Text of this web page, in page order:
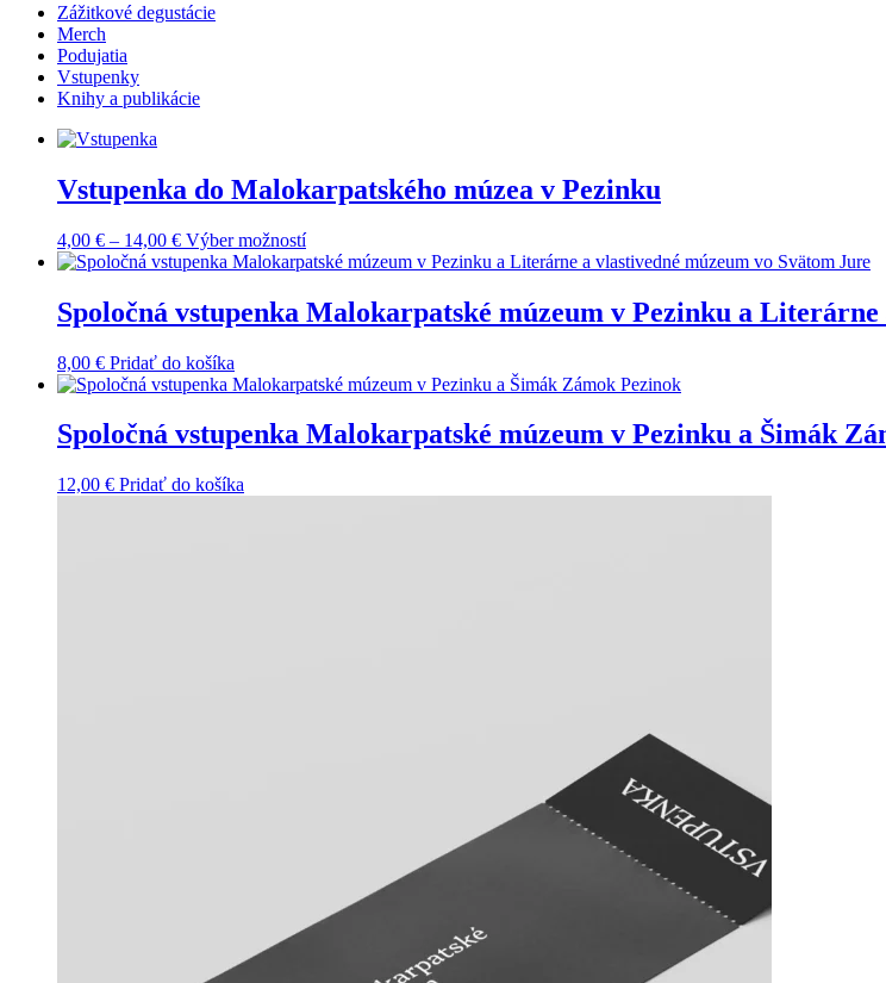
Zážitkové degustácie
Merch
Podujatia
Vstupenky
Knihy a publikácie
Vstupenka do Malokarpatského múzea v Pezinku
4,00 € – 14,00 €Price
range:
through
14,00 €
Výber možnostíTento
produkt
viacero
variantov.
môžete
na
stránke
Spoločná vstupenka Malokarpatské múzeum v Pezinku a
8,00 € Pridať do košíka
Spoločná vstupenka Malokarpatské múzeum v Pezinku a Šimák
12,00 € Pridať do košíka